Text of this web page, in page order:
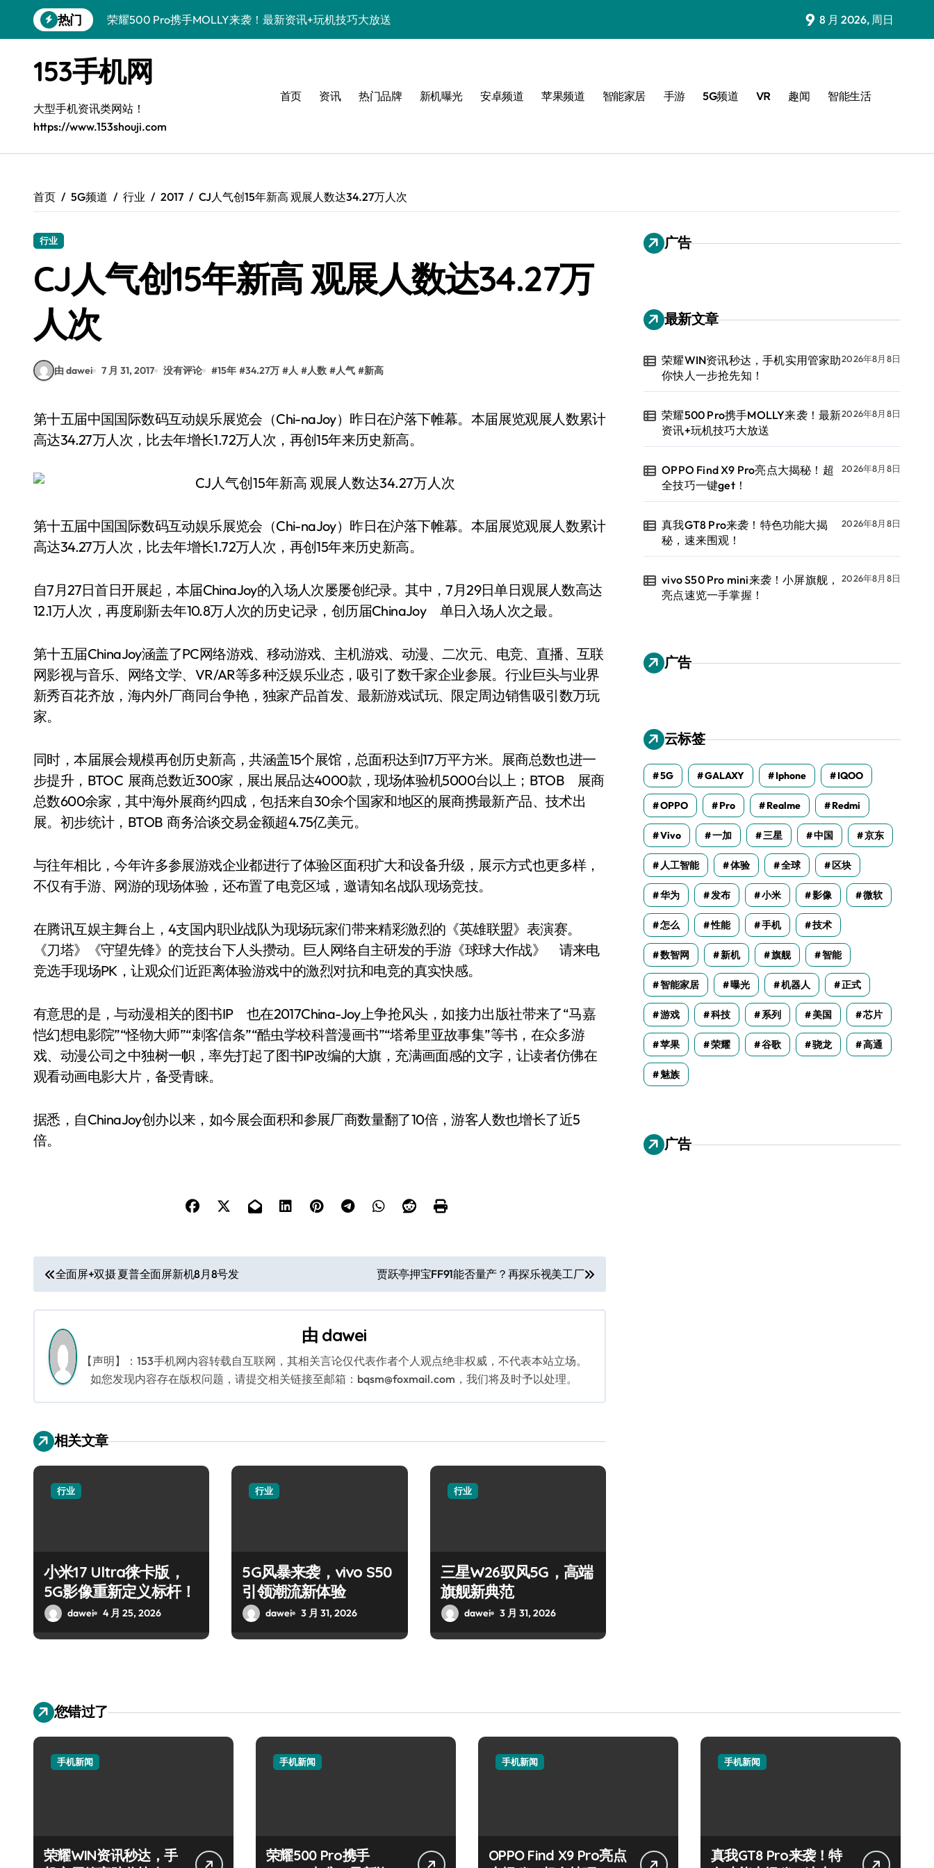
到
热门
荣耀500 Pro携手MOLLY来袭！最新资讯+玩机技巧大放送
真我GT8 Pro来袭！特色功能大揭秘，速来围观！
vivo S50 Pro mini来袭！小屏旗舰，亮点速览一手掌握！
手机分享员揭秘：REDMI K90亮点配置，一文全掌握！
荣耀ROBOT PHONE在手，智能资讯生活一键全掌控！
iPhone 17e爆料来袭！性能配置大升级，速来围观！
荣耀WIN资讯秒达，手机实用管家助你快人一步抢先知！
9 8 月 2026, 周日
153手机网
大型手机资讯类网站！
https://www.153shouji.com
首页 资讯 热门品牌 新机曝光 安卓频道 苹果频道 智能家居 手游 5G频道 VR 趣闻 智能生活
首页 5G频道 行业 2017 CJ人气创15年新高 观展人数达34.27万人次
行业
CJ人气创15年新高 观展人数达34.27万
人次
由 dawei 7 月 31, 2017 没有评论 #15年 #34.27万 #人 #人数 #人气 #新高
第十五届中国国际数码互动娱乐展览会（Chi-naJoy）昨日在沪落下帷幕。本届展览观展人数累计
高达34.27万人次，比去年增长1.72万人次，再创15年来历史新高。
第十五届中国国际数码互动娱乐展览会（Chi-naJoy）昨日在沪落下帷幕。本届展览观展人数累计
高达34.27万人次，比去年增长1.72万人次，再创15年来历史新高。
自7月27日首日开展起，本届ChinaJoy的入场人次屡屡创纪录。其中，7月29日单日观展人数高达
12.1万人次，再度刷新去年10.8万人次的历史记录，创历届ChinaJoy 单日入场人次之最。
第十五届ChinaJoy涵盖了PC网络游戏、移动游戏、主机游戏、动漫、二次元、电竞、直播、互联
网影视与音乐、网络文学、VR/AR等多种泛娱乐业态，吸引了数千家企业参展。行业巨头与业界
新秀百花齐放，海内外厂商同台争艳，独家产品首发、最新游戏试玩、限定周边销售吸引数万玩
家。
同时，本届展会规模再创历史新高，共涵盖15个展馆，总面积达到17万平方米。展商总数也进一
步提升，BTOC 展商总数近300家，展出展品达4000款，现场体验机5000台以上；BTOB 展商
总数600余家，其中海外展商约四成，包括来自30余个国家和地区的展商携最新产品、技术出
展。初步统计，BTOB 商务洽谈交易金额超4.75亿美元。
与往年相比，今年许多参展游戏企业都进行了体验区面积扩大和设备升级，展示方式也更多样，
不仅有手游、网游的现场体验，还布置了电竞区域，邀请知名战队现场竞技。
在腾讯互娱主舞台上，4支国内职业战队为现场玩家们带来精彩激烈的《英雄联盟》表演赛。
《刀塔》《守望先锋》的竞技台下人头攒动。巨人网络自主研发的手游《球球大作战》 请来电
竞选手现场PK，让观众们近距离体验游戏中的激烈对抗和电竞的真实快感。
有意思的是，与动漫相关的图书IP 也在2017China-Joy上争抢风头，如接力出版社带来了“马嘉
恺幻想电影院”“怪物大师”“刺客信条”“酷虫学校科普漫画书”“塔希里亚故事集”等书，在众多游
戏、动漫公司之中独树一帜，率先打起了图书IP改编的大旗，充满画面感的文字，让读者仿佛在
观看动画电影大片，备受青睐。
据悉，自ChinaJoy创办以来，如今展会面积和参展厂商数量翻了10倍，游客人数也增长了近5
倍。
文
章
导
航
全面屏+双摄 夏普全面屏新机8月8号发 贾跃亭押宝FF91能否量产？再探乐视美工厂
由 dawei
【声明】：153手机网内容转载自互联网，其相关言论仅代表作者个人观点绝非权威，不代表本站立场。
如您发现内容存在版权问题，请提交相关链接至邮箱：bqsm@foxmail.com，我们将及时予以处理。
相关文章
行业
小米17 Ultra徕卡版，
5G影像重新定义标杆！
dawei 4 月 25, 2026
行业
5G风暴来袭，vivo S50
引领潮流新体验
dawei 3 月 31, 2026
行业
三星W26驭风5G，高端
旗舰新典范
dawei 3 月 31, 2026
广告
最新文章
荣耀WIN资讯秒达，手机实用管家助
你快人一步抢先知！
2026年8月8日
荣耀500 Pro携手MOLLY来袭！最新
资讯+玩机技巧大放送
2026年8月8日
OPPO Find X9 Pro亮点大揭秘！超
全技巧一键get！
2026年8月8日
真我GT8 Pro来袭！特色功能大揭
秘，速来围观！
2026年8月8日
vivo S50 Pro mini来袭！小屏旗舰，
亮点速览一手掌握！
2026年8月8日
广告
云标签
5G GALAXY Iphone IQOO
OPPO Pro Realme Redmi
Vivo 一加 三星 中国 京东
人工智能 体验 全球 区块
华为 发布 小米 影像 微软
怎么 性能 手机 技术
数智网 新机 旗舰 智能
智能家居 曝光 机器人 正式
游戏 科技 系列 美国 芯片
苹果 荣耀 谷歌 骁龙 高通
魅族
广告
您错过了
手机新闻
荣耀WIN资讯秒达，手
手机新闻
荣耀500 Pro携手
手机新闻
OPPO Find X9 Pro亮点
手机新闻
真我GT8 Pro来袭！特